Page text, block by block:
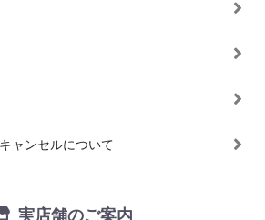
ャンセルについて
実店舗のご案内